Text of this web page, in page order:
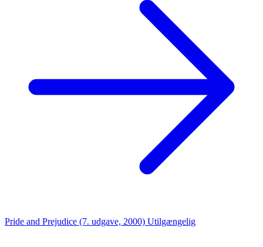
Pride and Prejudice (7. udgave, 2000) Utilgængelig